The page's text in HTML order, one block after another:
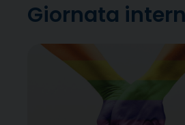
Giornata